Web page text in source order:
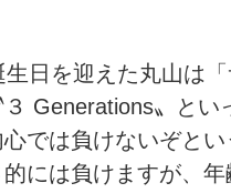
生日を迎えた丸山は
Generations〟とい
では負けないぞと
的には負けますが、